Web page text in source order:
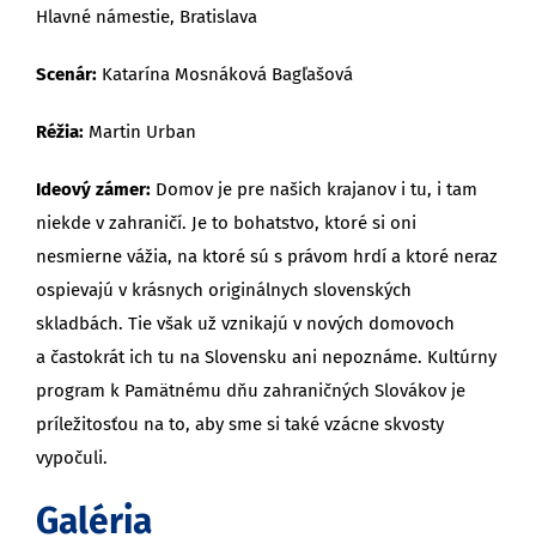
Hlavné námestie, Bratislava
Scenár: Katarína Mosnáková Bagľašová
Réžia: Martin Urban
Ideový zámer: Domov je pre našich krajanov i tu, i tam
niekde v zahraničí. Je to bohatstvo, ktoré si oni
nesmierne vážia, na ktoré sú s právom hrdí a ktoré neraz
ospievajú v krásnych originálnych slovenských
skladbách. Tie však už vznikajú v nových domovoch
a častokrát ich tu na Slovensku ani nepoznáme. Kultúrny
program k Pamätnému dňu zahraničných Slovákov je
príležitosťou na to, aby sme si také vzácne skvosty
vypočuli.
Galéria